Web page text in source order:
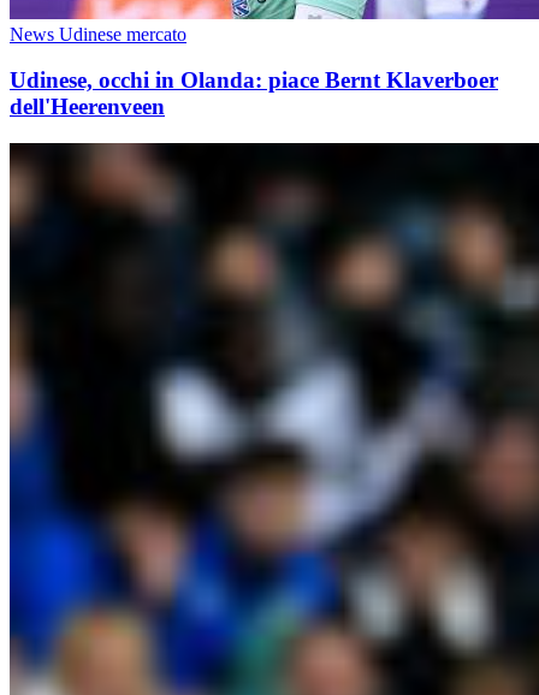
News Udinese mercato
Udinese, occhi in Olanda: piace Bernt Klaverboer
dell'Heerenveen